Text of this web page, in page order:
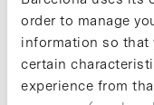
order to manage
information so that
certain
experience from
BAKE
30 January